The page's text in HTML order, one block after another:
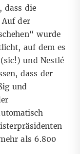
, dass die
Auf der
wurde
, auf dem es
und Nestlé
dass der
und
als 6.800